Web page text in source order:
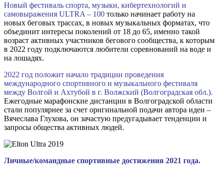
Новый фестиваль спорта, музыки, кибертехнологий и
самовыражения ULTRA – 100 только начинает работу на
новых беговых трассах, в новых музыкальных форматах, что
объединит интересы поколений от 18 до 65, именно такой
возраст активных участников бегового сообщества, к которым
в 2022 году подключаются любители соревнований на воде и
на лошадях.
2022 год положит начало традиции проведения
международного спортивного и музыкального фестиваля
между Волгой и Ахтубой в г. Волжский (Волгоградская обл.).
Ежегодные марафонские дистанции в Волгоградской области
стали популярнее за счет оригинальной подачи автора идеи –
Вячеслава Глухова, он зачастую предугадывает тенденции и
запросы общества активных людей.
Личные/командные спортивные достижения 2021 года.